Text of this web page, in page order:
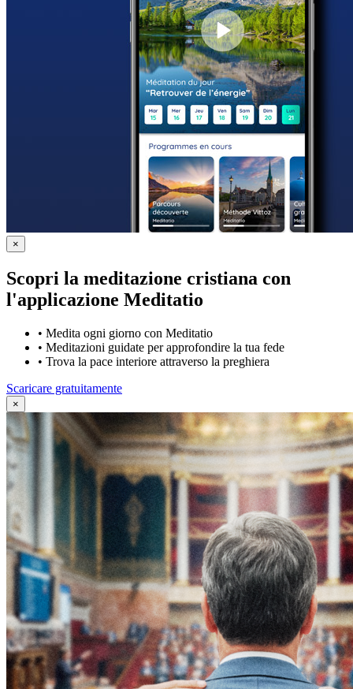
×
Scopri la meditazione cristiana con
l'applicazione Meditatio
• Medita ogni giorno con Meditatio
• Meditazioni guidate per approfondire la tua fede
• Trova la pace interiore attraverso la preghiera
Scaricare gratuitamente
×